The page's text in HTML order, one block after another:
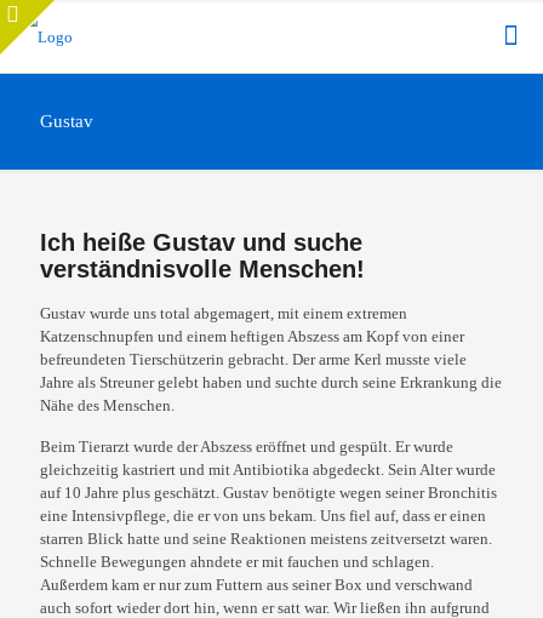
Gustav
Ich heiße Gustav und suche
verständnisvolle Menschen!
Gustav wurde uns total abgemagert, mit einem extremen
Katzenschnupfen und einem heftigen Abszess am Kopf von einer
befreundeten Tierschützerin gebracht. Der arme Kerl musste viele
Jahre als Streuner gelebt haben und suchte durch seine Erkrankung die
Nähe des Menschen.
Beim Tierarzt wurde der Abszess eröffnet und gespült. Er wurde
gleichzeitig kastriert und mit Antibiotika abgedeckt. Sein Alter wurde
auf 10 Jahre plus geschätzt. Gustav benötigte wegen seiner Bronchitis
eine Intensivpflege, die er von uns bekam. Uns fiel auf, dass er einen
starren Blick hatte und seine Reaktionen meistens zeitversetzt waren.
Schnelle Bewegungen ahndete er mit fauchen und schlagen.
Außerdem kam er nur zum Futtern aus seiner Box und verschwand
auch sofort wieder dort hin, wenn er satt war. Wir ließen ihn aufgrund